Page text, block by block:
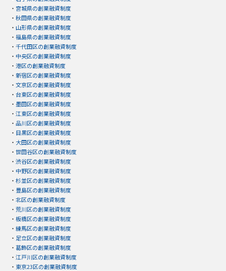
・ 宮城県の創業融資制度
・ 秋田県の創業融資制度
・ 山形県の創業融資制度
・ 福島県の創業融資制度
・ 千代田区の創業融資制度
・ 中央区の創業融資制度
・ 港区の創業融資制度
・ 新宿区の創業融資制度
・ 文京区の創業融資制度
・ 台東区の創業融資制度
・ 墨田区の創業融資制度
・ 江東区の創業融資制度
・ 品川区の創業融資制度
・ 目黒区の創業融資制度
・ 大田区の創業融資制度
・ 世田谷区の創業融資制度
・ 渋谷区の創業融資制度
・ 中野区の創業融資制度
・ 杉並区の創業融資制度
・ 豊島区の創業融資制度
・ 北区の創業融資制度
・ 荒川区の創業融資制度
・ 板橋区の創業融資制度
・ 練馬区の創業融資制度
・ 足立区の創業融資制度
・ 葛飾区の創業融資制度
・ 江戸川区の創業融資制度
・ 東京23区の創業融資制度